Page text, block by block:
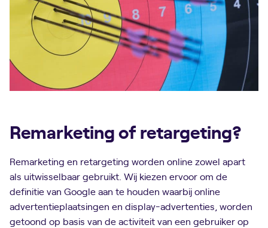
Remarketing of retargeting?
Remarketing en retargeting worden online zowel apart
als uitwisselbaar gebruikt. Wij kiezen ervoor om de
definitie van Google aan te houden waarbij online
advertentieplaatsingen en display-advertenties, worden
getoond op basis van de activiteit van een gebruiker op